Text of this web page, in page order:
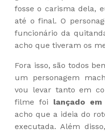
fosse o carisma dela,
até o final. O
funcionário da
acho que tiveram os
Fora isso, são todos
um personagem
vou levar tanto em
filme foi lançado em
acho que a ideia do
executada. Além